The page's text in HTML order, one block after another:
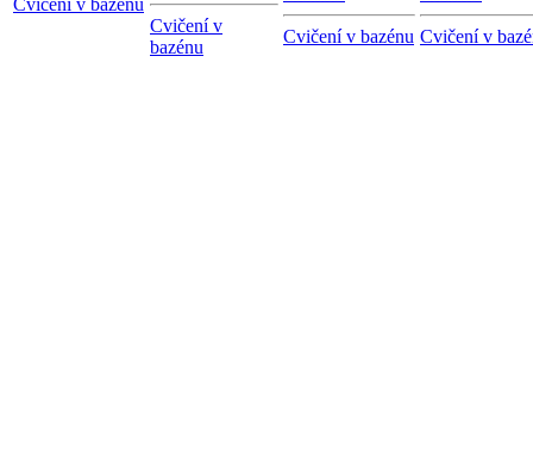
Cvičení v
bazénu
Cvičení v bazénu Cvičení v